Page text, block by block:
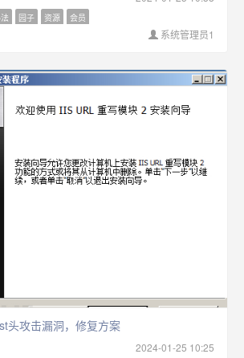
园子 资源 会员
系统管理员1
头攻击漏洞，修复方案
2024-01-25 10:25